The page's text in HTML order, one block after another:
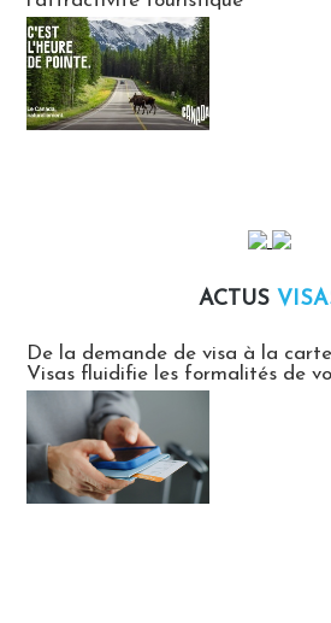
ACTUS
De la demande de visa à la
Visas fluidifie les formalités de